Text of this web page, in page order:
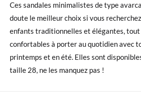
Ces sandales minimalistes de type
doute le meilleur choix si vous
enfants traditionnelles et élégantes,
confortables à porter au quotidien avec
printemps et en été. Elles sont
taille 28, ne les manquez pas !